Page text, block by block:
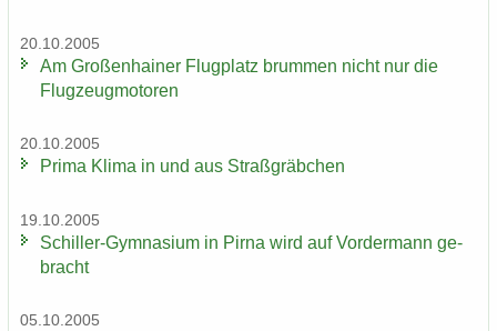
20.10.2005
Am Gro­ßen­hai­ner Flug­platz brum­men nicht nur die
Flug­zeug­mo­to­ren
20.10.2005
Prima Klima in und aus Straß­gräb­chen
19.10.2005
Schiller-​Gymnasium in Pirna wird auf Vor­der­mann ge­
bracht
05.10.2005